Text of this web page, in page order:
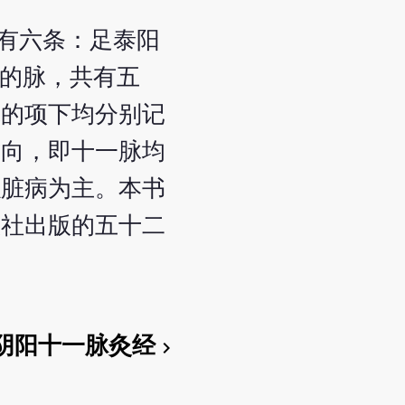
六条：足泰阳
脉，共有五
项下均分别记
，即十一脉均
病为主。本书
出版的五十二
阳十一脉灸经chevron_right